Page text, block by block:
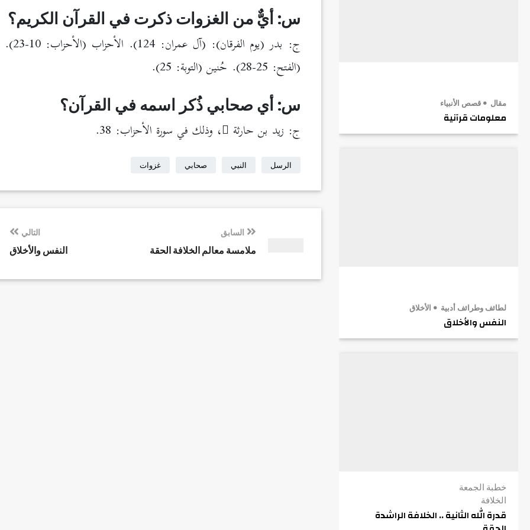
مقال قصص الأنبياء
معلومات قرآنية
لطائف وطرائف أدبية الأخلاق
النفس والأخلاق
خطبة الجمعة
الخلافة
قدرة الله الثانية .. الخلافة الراشدة
س: أيٌّ من الغزوات ذكرت في القرآن الكريم؟
ج: بدر (يوم
(الفتح: 25-28). حُنين (التوبة: 25).
س: أي صحابي ذُكر اسمه في القرآن؟
ج: زيد بن حارثة ، وذلك في سورة الأحزاب: 38.
الرسل النبي صحابي غزوات
السابق
ملامسة معالم الخلافة الحقة
التالي
النفس والأخلاق